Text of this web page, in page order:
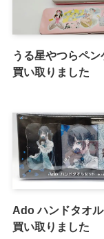
うる星やつらペン
買い取りました
Ado ハンドタオ
買い取りました